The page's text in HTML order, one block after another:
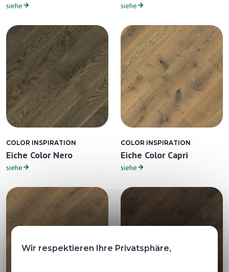
siehe siehe
COLOR INSPIRATION
Eiche Color Nero
siehe
COLOR INSPIRATION
Eiche Color Capri
siehe
Wir respektieren Ihre Privatsphäre,